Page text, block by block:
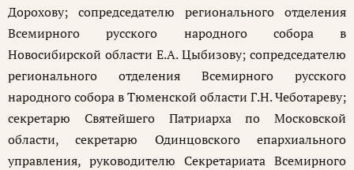
Дорохову; сопредседателю регионального отделения
Всемирного русского народного собора в
Новосибирской области Е.А. Цыбизову; сопредседателю
регионального отделения Всемирного русского
народного собора в Тюменской области Г.Н. Чеботареву;
секретарю Святейшего Патриарха по Московской
области, секретарю Одинцовского епархиального
управления, руководителю Секретариата Всемирного